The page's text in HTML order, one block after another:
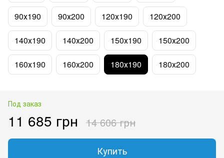
90х190 90х200 120х190 120х200
140х190 140х200 150х190 150х200
160х190 160х200 180х190 180х200
Под заказ
11 685 грн 14 606 грн
Купить